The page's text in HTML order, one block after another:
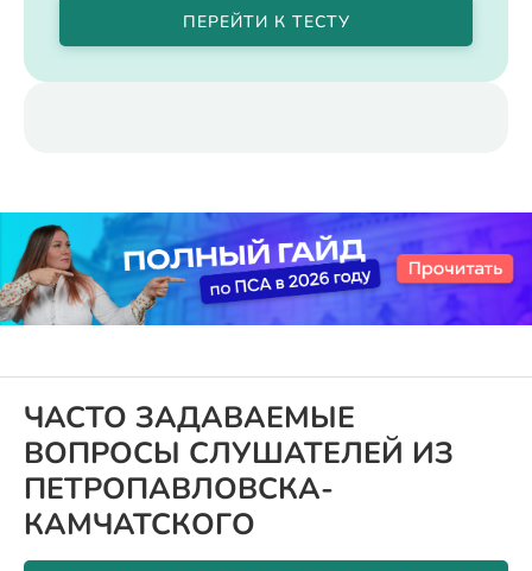
ПЕРЕЙТИ К ТЕСТУ
ЧАСТО ЗАДАВАЕМЫЕ
ВОПРОСЫ СЛУШАТЕЛЕЙ ИЗ
ПЕТРОПАВЛОВСКА-
КАМЧАТСКОГО